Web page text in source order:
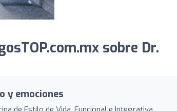
sobre Dr.
y emociones